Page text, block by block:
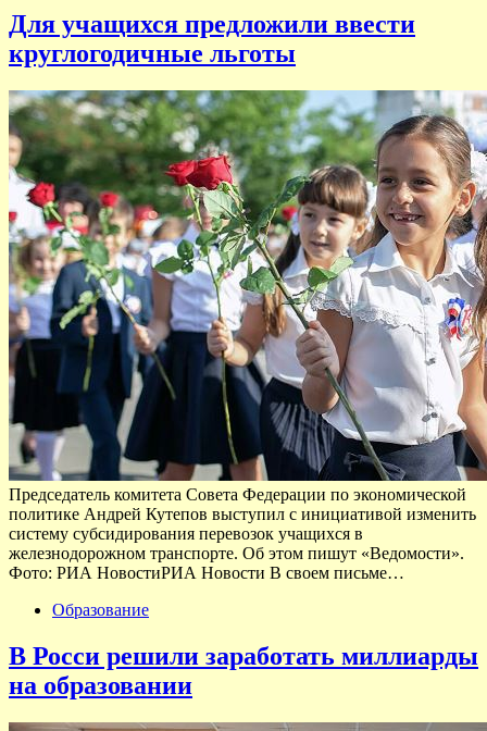
Для учащихся предложили ввести
круглогодичные льготы
Председатель комитета Совета Федерации по экономической
политике Андрей Кутепов выступил с инициативой изменить
систему субсидирования перевозок учащихся в
железнодорожном транспорте. Об этом пишут «Ведомости».
Фото: РИА НовостиРИА Новости В своем письме…
Образование
В Росси решили заработать миллиарды
на образовании